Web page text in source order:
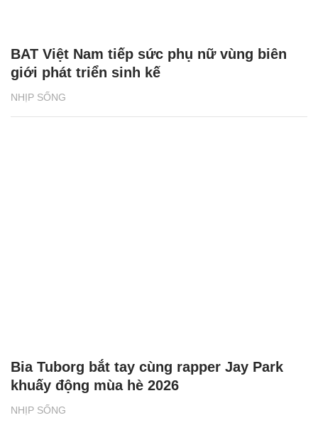
NHỊP SỐNG
BAT Việt Nam tiếp sức phụ nữ vùng biên
giới phát triển sinh kế
NHỊP SỐNG
Bia Tuborg bắt tay cùng rapper Jay Park
khuấy động mùa hè 2026